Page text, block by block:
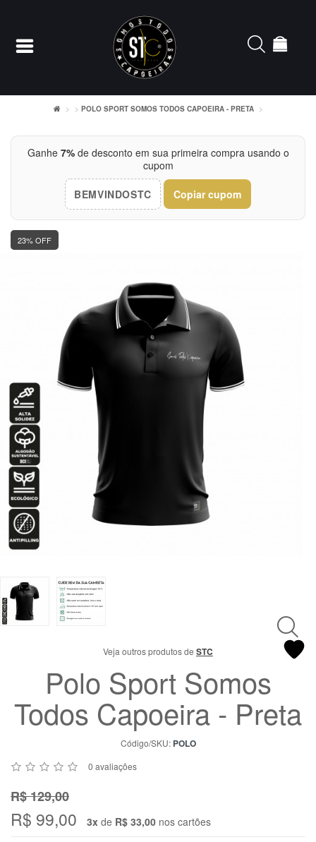
Entrar
ACESSÓRIOS
MOLETONS
RASH
INFANTIL
OFERTAS
CENTRAL
ATENDIMENTO
9
8309-
9797
Envie-
nos uma
mensagem
POLO SPORT SOMOS TODOS CAPOEIRA - PRETA
Ganhe 7%de desconto em sua primeira compra usando o
cupom
BEMVINDOSTC Copiar cupom
23% OFF
Veja outros produtos de STC
Polo Sport Somos
Todos Capoeira - Preta
Código/SKU: POLO
0 avaliações
R$ 129,00
R$ 99,00 3x de R$ 33,00 nos cartões